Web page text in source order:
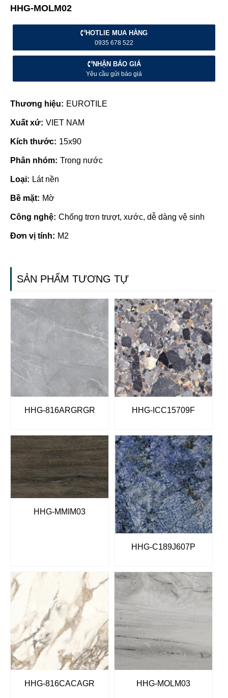
HHG-MOLM02
HOTLIE MUA HÀNG
0935 678 522
NHẬN BÁO GIÁ
Yêu cầu gửi báo giá
Thương hiệu: EUROTILE
Xuất xứ: VIET NAM
Kích thước: 15x90
Phân nhóm: Trong nước
Loại: Lát nền
Bề mặt: Mờ
Công nghệ: Chống trơn trượt, xước, dễ dàng vệ sinh
Đơn vị tính: M2
SẢN PHẨM TƯƠNG TỰ
HHG-816ARGRGR HHG-ICC15709F
HHG-MMIM03
HHG-C189J607P
HHG-816CACAGR HHG-MOLM03